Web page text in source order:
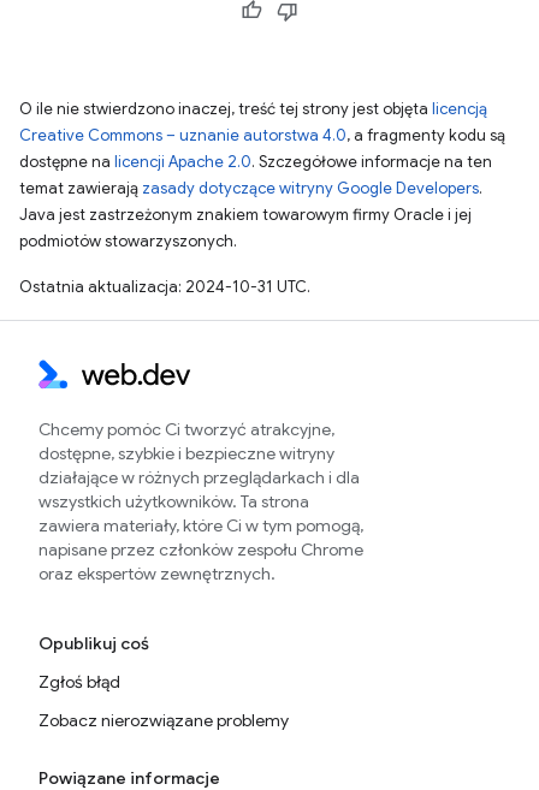
O ile nie stwierdzono inaczej, treść tej strony jest objęta licencją
Creative Commons – uznanie autorstwa 4.0, a fragmenty kodu są
dostępne na licencji Apache 2.0. Szczegółowe informacje na ten
temat zawierają zasady dotyczące witryny Google Developers.
Java jest zastrzeżonym znakiem towarowym firmy Oracle i jej
podmiotów stowarzyszonych.
Ostatnia aktualizacja: 2024-10-31 UTC.
Chcemy pomóc Ci tworzyć atrakcyjne,
dostępne, szybkie i bezpieczne witryny
działające w różnych przeglądarkach i dla
wszystkich użytkowników. Ta strona
zawiera materiały, które Ci w tym pomogą,
napisane przez członków zespołu Chrome
oraz ekspertów zewnętrznych.
Opublikuj coś
Zgłoś błąd
Zobacz nierozwiązane problemy
Powiązane informacje